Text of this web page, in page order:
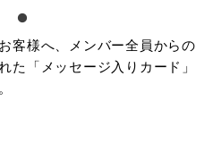
客様へ、メンバー全員からの
た「メッセージ入りカード」